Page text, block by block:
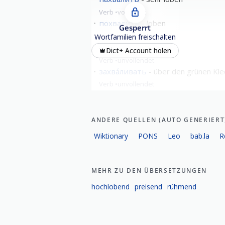
Verb vollendet
похвали́ть loben
Verb vollendet
хвали́ться prahlen
Verb unvollendet
захва́ливать
Gesperrt
Wortfamilien freischalten
Dict+ Account holen
ANDERE QUELLEN (AUTO
Wiktionary PONS Leo bab.la
MEHR ZU DEN ÜBERSETZUNGEN
hochlobend preisend rühmend